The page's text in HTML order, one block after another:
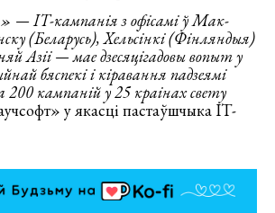
ІТ-кампанія з офісамі ў Мак-
(Беларусь), Хельсінкі (Фінляндыя)
Азіі — мае дзесяцігадовы вопыт у
бяспекі і кіравання падзеямі
кампаній у 25 краінах свету
у якасці пастаўшчыка ІТ-